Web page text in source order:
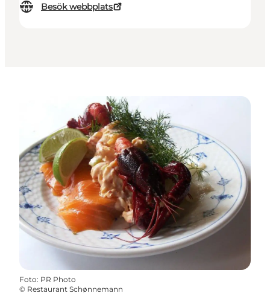
Besök webbplats
Foto: PR Photo
© Restaurant Schønnemann